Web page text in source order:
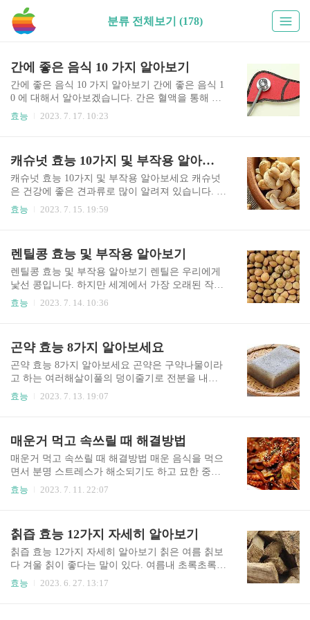
분류 전체보기 (178)
간에 좋은 음식 10 가지 알아보기
간에 좋은 음식 10 가지 알아보기 간에 좋은 음식 1
0 에 대해서 알아보겠습니다. 간은 혈액을 통해 공
급받은 영양분을 우리 몸에 필요한 물질로 만드는
화, 간성뇌증, 지방간 등의 간 질환이 발생할 수 있
다. 간세포는 서서히 파괴되므로 반 이상 간 기능이
저하되어도 특별한 자가 증상이 없다. 간 기능이 저
하되는 원인은 간염 바이러스와 과량의 알코올 섭
취가 가장 일반적인 원인이다. 또한 약물, 영양불
작용의 이상, 혈액응고 생성 저하, 답즘의 이상으로
쉬어도 피곤..
효능 2023. 7. 17. 10:23
캐슈넛 효능 10가지 및 부작용 알아보세요
캐슈넛 효능 10가지 및 부작용 알아보세요 캐슈넛
은 건강에 좋은 견과류로 많이 알려져 있습니다. 특
히 심장 건강에 좋고 혈당을 조절해주며 다이어트
예방에 효과가 탁월한 것으로 알려져 있어 캐슈넛
의 건강적 효능이 주목받고 있는데요. 또한 여성들
의 다이어트와 미용에도 탁월한 효과가 있다고 합
니다. 캐슈넛 효능, 부작용, 먹는법, 하루섭취량, 보
관법등에 대해서 알아보겠습니다. 목차 캐슈넛이
나뉘는데, 둘다 먹을 수 있습니다. 과육은 사과 모
양을 하고 있어서 캐슈 애플이라고 부르..
효능 2023. 7. 15. 19:59
렌틸콩 효능 및 부작용 알아보기
렌틸콩 효능 및 부작용 알아보기 렌틸은 우리에게
낯선 콩입니다. 하지만 세계에서 가장 오래된 작물
중 하나라고 합니다. 원산지인 중동과 근동 지역에
합니다. 볼록 렌즈의 이름이 이 콩에서 왔답니다.
모양이 이 콩과 비슷하니까요. 라틴어 lens가 프랑
스로 가서 lentille이 되고, 이것이 영어권에서 lentil
로 정착된 것입니다. 렌틸콩(렌즈콩)은 인도나 중
동 지역에서는 각종 요리에 들어가는 주요 작물 중
이 되었습니다. 현재 최대 생산국은 캐나다..
효능 2023. 7. 14. 10:36
곤약 효능 8가지 알아보세요
곤약 효능 8가지 알아보세요 곤약은 구약나물이라
고 하는 여러해살이풀의 덩이줄기로 전분을 내어
만든 묵이다. 이 곤약은 흔히 우리가 먹는 청포묵처
없고 혈당 부하는 0에 이르는 독특한 식품. 또한 콜
레스테롤과 성인병을 유발하는 트랜스 지방과 포
화지방도 들어있지 않고 나트륨 역시 들어있지 않
다. 그러나 미네랄이나 비타민 같은 영양성분 역시
들어있지 않다. 즉, 건강에 나쁜 성분이 없지만 영
구약나물은 천남성과에 속하는 여러해살이풀로,
원산지는 동남아시아와 중국 남..
효능 2023. 7. 13. 19:07
매운거 먹고 속쓰릴 때 해결방법
매운거 먹고 속쓰릴 때 해결방법 매운 음식을 먹으
면서 분명 스트레스가 해소되기도 하고 묘한 중독
으로 인해 오히려 더 매운 음식을 찾는 경우가 있습
다. 매운 맛은 '맛'이 아닌 통증이다. 이런 통증을 줄
이기 위해서 엔돌핀이 분비가 되는데, 이는 스트레
스 해소에 큰 도움을 준다고 한다. 엔돌핀 호르몬은
행복한 감정을 느끼게 하는 효과도 가지고 있다. 그
외에도 매운음식 섭취는 다양한 효과가 있는데, 스
효능 2023. 7. 11. 22:07
칡즙 효능 12가지 자세히 알아보기
칡즙 효능 12가지 자세히 알아보기 칡은 여름 칡보
다 겨울 칡이 좋다는 말이 있다. 여름내 초록초록한
잎과 줄기는 말라가면서 뿌리로 기운이 모인다. 따
효능 2023. 6. 27. 13:17